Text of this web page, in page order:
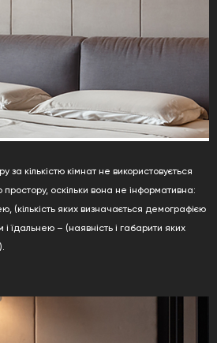
за кількістю кімнат не використовується
простору, оскільки вона не інформативна:
(кількість яких визначається демографією
і їдальнею – (наявність і габарити яких